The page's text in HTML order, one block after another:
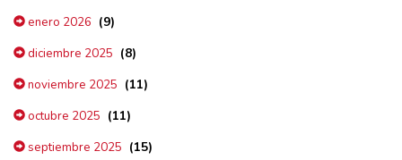
enero 2026 (9)
diciembre 2025 (8)
noviembre 2025 (11)
octubre 2025 (11)
septiembre 2025 (15)